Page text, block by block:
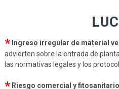
* Ingreso irregular de material
advierten sobre la entrada de
las normativas legales y los
* Riesgo comercial y